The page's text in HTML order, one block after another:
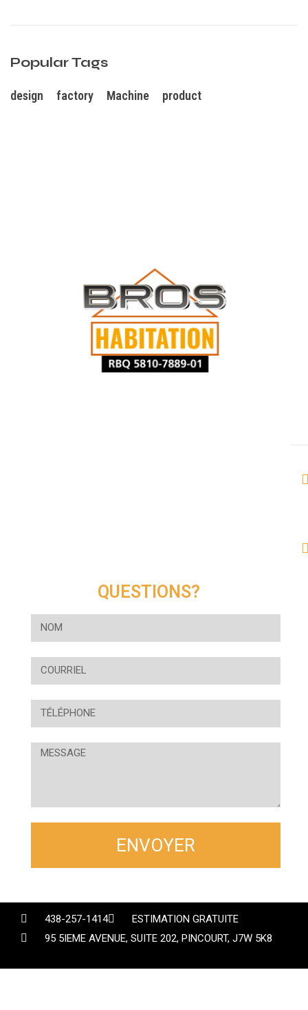
Popular Tags
design factory Machine product
QUESTIONS?
ENVOYER
438-257-1414
ESTIMATION GRATUITE
95 5IEME AVENUE, SUITE 202, PINCOURT, J7W 5K8